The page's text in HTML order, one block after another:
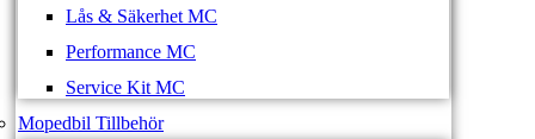
Lås & Säkerhet MC
Performance MC
Service Kit MC
Mopedbil Tillbehör